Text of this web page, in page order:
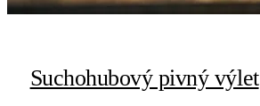
Suchohubový pivný výlet